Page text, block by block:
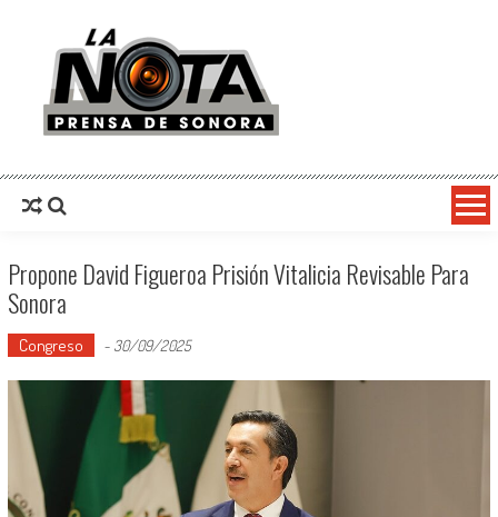
La Nota Prensa De Sonora
Propone David Figueroa Prisión Vitalicia Revisable Para
Sonora
Congreso - 30/09/2025